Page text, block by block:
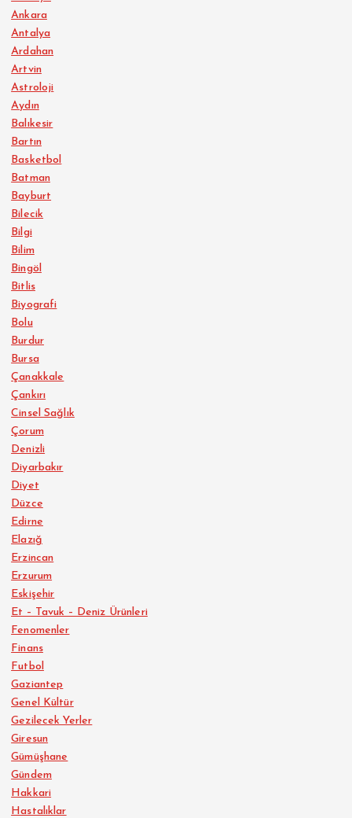
Ankara
Antalya
Ardahan
Artvin
Astroloji
Aydın
Balıkesir
Bartın
Basketbol
Batman
Bayburt
Bilecik
Bilgi
Bilim
Bingöl
Bitlis
Biyografi
Bolu
Burdur
Bursa
Çanakkale
Çankırı
Cinsel Sağlık
Çorum
Denizli
Diyarbakır
Diyet
Düzce
Edirne
Elazığ
Erzincan
Erzurum
Eskişehir
Et – Tavuk – Deniz Ürünleri
Fenomenler
Finans
Futbol
Gaziantep
Genel Kültür
Gezilecek Yerler
Giresun
Gümüşhane
Gündem
Hakkari
Hastalıklar